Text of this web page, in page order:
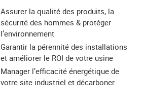
Assurer la qualité des produits, la
sécurité des hommes & protéger
l’environnement
Garantir la pérennité des installations
et améliorer le ROI de votre usine
Manager l’efficacité énergétique de
votre site industriel et décarboner